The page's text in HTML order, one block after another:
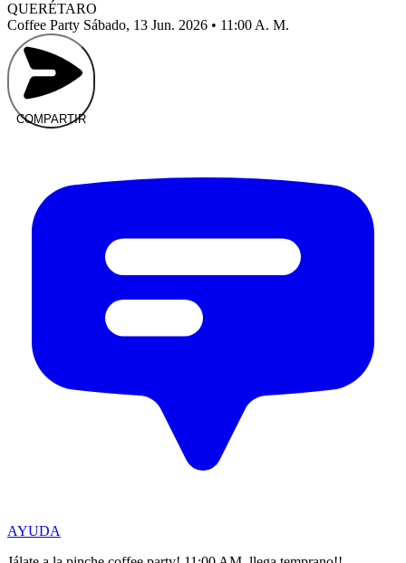
QUERÉTARO
Coffee Party Sábado, 13 Jun. 2026 • 11:00 A. M.
COMPARTIR
AYUDA